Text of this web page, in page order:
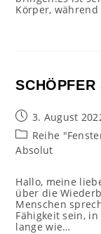
Körper,
Beitrag
veröffentlicht:
3. August
Beitrags-
Kategorie:
Reihe
Absolut
Hallo, meine
über die
Menschen
Fähigkeit sein,
lange wie…